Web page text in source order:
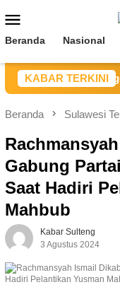
ke
kontenMobile
Beranda Nasional
KABAR TERKINI
Hutan di Longge
Beranda Sulawesi
Gabung
Saat Hadiri
Mahbub
Kabar Sulteng
3 Agustus 2024